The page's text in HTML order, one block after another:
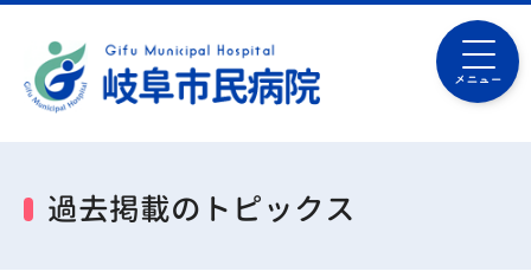
メニュー
過去掲載のトピックス